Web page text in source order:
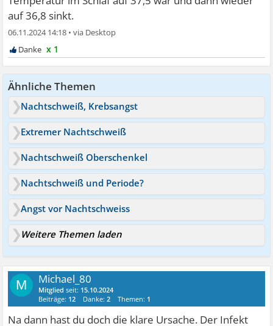
auf 36,8 sinkt.
06.11.2024 14:18 •
x 1
Ähnliche Themen
Nachtschweiß, Krebsangst
Extremer Nachtschweiß
Nachtschweiß Oberschenkel
Nachtschweiß und Periode?
Angst vor Nachtschweiss
Weitere Themen laden
M Michael_80
Mitglied seit: 15.10.2024
Beiträge: 12 Danke:2 Themen: 1
Na dann hast du doch die klare Ursache. Der Infekt